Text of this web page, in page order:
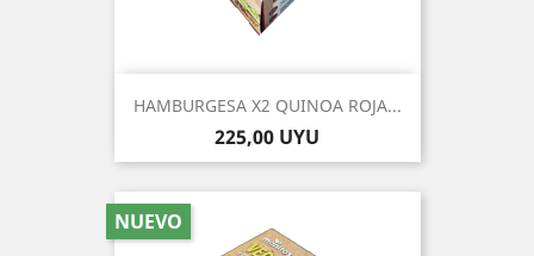
HAMBURGESA X2 QUINOA ROJA...
Precio
225,00 UYU
NUEVO